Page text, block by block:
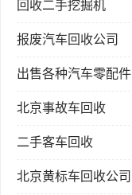
回收二手挖掘机
报废汽车回收公司
出售各种汽车零配件
北京事故车回收
二手客车回收
北京黄标车回收公司